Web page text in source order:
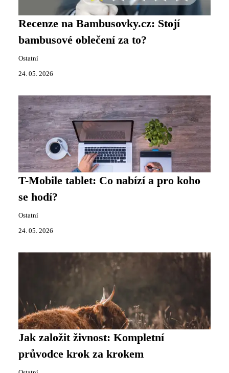
Recenze na Bambusovky.cz: Stojí
bambusové oblečení za to?
Ostatní
24. 05. 2026
T-Mobile tablet: Co nabízí a pro koho
se hodí?
Ostatní
24. 05. 2026
Jak založit živnost: Kompletní
průvodce krok za krokem